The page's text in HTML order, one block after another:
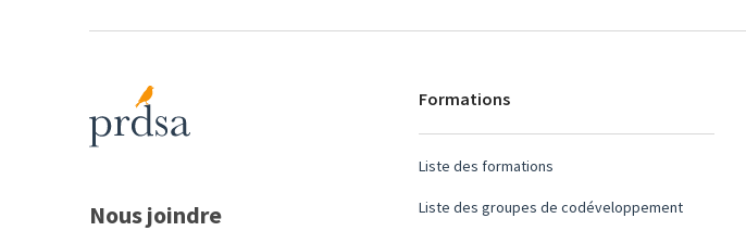
Nous joindre
Formations
Liste des formations
Liste des groupes de codéveloppement